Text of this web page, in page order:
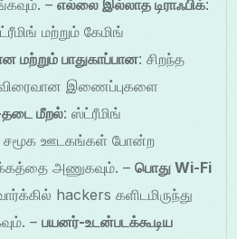
–எல்லை இல்லாத டிராஃபிக்:
மற்றும் கேமிங்
மற்றும் பாதுகாப்பான: சிறந்த
விரைவான இணைப்புகளை
மீறல்: ஸ்ட்ரீமிங்
சமூக ஊடகங்கள் போன்ற
அணுகவும். –பொது Wi-Fi
hackers களிடமிருந்து
–பயனர்-உடன்படக்கூடிய